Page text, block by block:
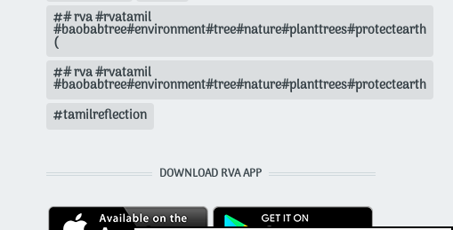
# rva #rvatamil
#baobabtree#environment#tree#nature#planttrees#protectearth
(
# rva #rvatamil
#baobabtree#environment#tree#nature#planttrees#protectearth
tamilreflection
DOWNLOAD RVA APP